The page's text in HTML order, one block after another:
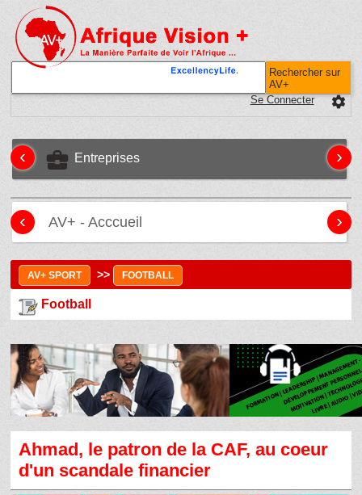
Rechercher sur
AV+
settings
Se Connecter
business_center Entreprises
‹ ›
AV+ - Acccueil
‹ ›
AV+ SPORT >> FOOTBALL
Football
Ahmad, le patron de la CAF, au coeur
d'un scandale financier